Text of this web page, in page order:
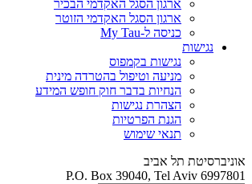
ארגון הסגל האקדמי הבכיר
ארגון הסגל האקדמי הזוטר
כניסה ל-My Tau
נגישות
נגישות בקמפוס
מניעה וטיפול בהטרדה מינית
הנחיות בדבר חוק חופש המידע
הצהרת נגישות
הגנת הפרטיות
תנאי שימוש
אוניברסיטת תל אביב
P.O. Box 39040, Tel Aviv 6997801